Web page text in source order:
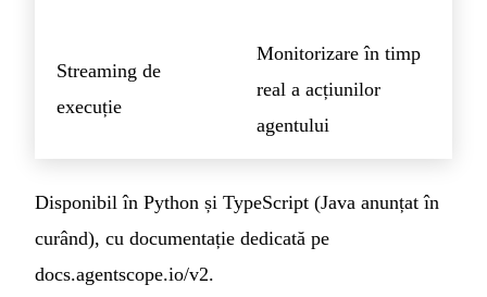
Streaming de
execuție
Monitorizare în timp
real a acțiunilor
agentului
Disponibil în Python și TypeScript (Java anunțat în
curând), cu documentație dedicată pe
docs.agentscope.io/v2.